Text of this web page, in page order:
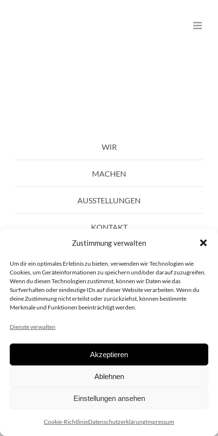
Zustimmung verwalten
Um dir ein optimales Erlebnis zu bieten, verwenden wir Technologien wie
Cookies, um Geräteinformationen zu speichern und/oder darauf zuzugreifen.
Wenn du diesen Technologien zustimmst, können wir Daten wie das
Surfverhalten oder eindeutige IDs auf dieser Website verarbeiten. Wenn du
deine Zustimmung nicht erteilst oder zurückziehst, können bestimmte
Merkmale und Funktionen beeinträchtigt werden.
Dienste verwalten
Akzeptieren
Ablehnen
Einstellungen ansehen
Cookie-RichtlinieDatenschutzerklärungImpressum
WIR
MACHEN
AUSSTELLUNGEN
KONTAKT
Copyright 2020 dieSCHAUsteller.at |Datenschützerklärung|
| Design:www.ARGEntur.at